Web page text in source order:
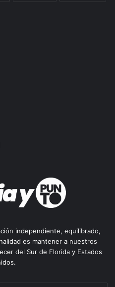
independiente, equilibrado,
es mantener a nuestros
del Sur de Florida y Estados